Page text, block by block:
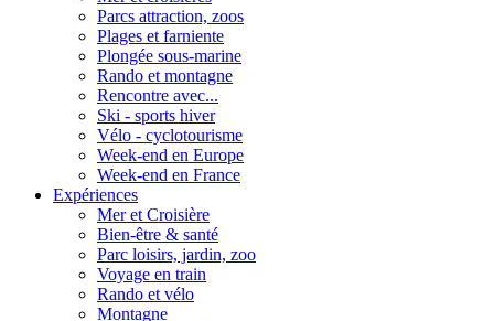
Parcs attraction, zoos
Plages et farniente
Plongée sous-marine
Rando et montagne
Rencontre avec...
Ski - sports hiver
Vélo - cyclotourisme
Week-end en Europe
Week-end en France
Expériences
Mer et Croisière
Bien-être & santé
Parc loisirs, jardin, zoo
Voyage en train
Rando et vélo
Montagne